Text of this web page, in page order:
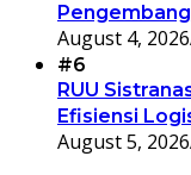
August 4, 2026
#6
RUU
Efisiensi
August 5, 2026